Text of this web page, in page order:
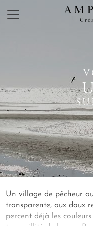
×
Un village de pêcheur
transparente, aux doux
percent déjà les